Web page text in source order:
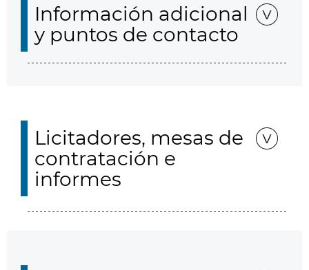
Información adicional
y puntos de contacto
Licitadores, mesas de
contratación e
informes